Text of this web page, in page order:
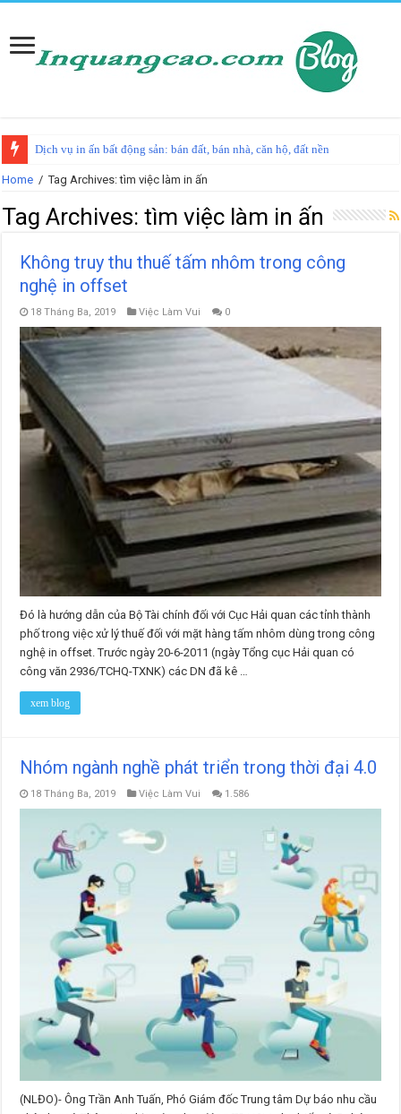
Dịch vụ in ấn bất động sản: bán đất, bán nhà, căn hộ, đất nền
Home / Tag Archives: tìm việc làm in ấn
Tag Archives:tìm việc làm in ấn
Không truy thu thuế tấm nhôm trong công
nghệ in offset
18 Tháng Ba, 2019 Việc Làm Vui 0
Đó là hướng dẫn của Bộ Tài chính đối với Cục Hải quan các tỉnh thành
phố trong việc xử lý thuế đối với mặt hàng tấm nhôm dùng trong công
nghệ in offset. Trước ngày 20-6-2011 (ngày Tổng cục Hải quan có
công văn 2936/TCHQ-TXNK) các DN đã kê …
xem blog
Nhóm ngành nghề phát triển trong thời đại 4.0
18 Tháng Ba, 2019 Việc Làm Vui 1.586
(NLĐO)- Ông Trần Anh Tuấn, Phó Giám đốc Trung tâm Dự báo nhu cầu